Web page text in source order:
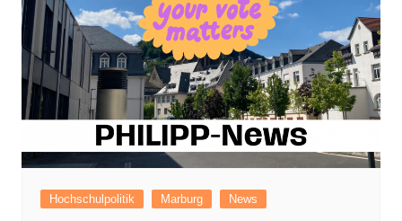
Hochschulpolitik Marburg News